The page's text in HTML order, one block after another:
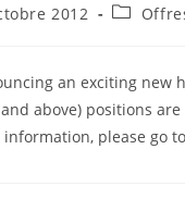
2012
an exciting
above) positions
please go